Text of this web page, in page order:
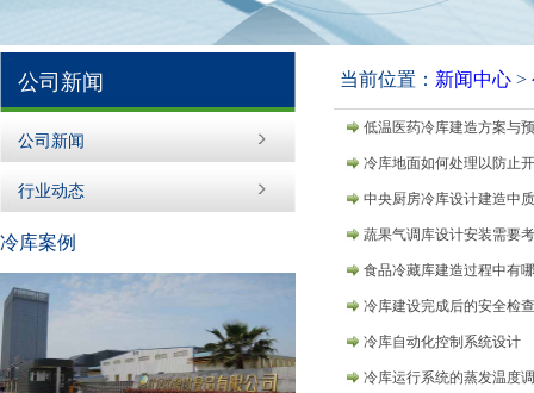
公司新闻
公司新闻
行业动态
冷库案例
当前位置： 新闻中心 >
低温医药冷库建造方案与
冷库地面如何处理以防止
中央厨房冷库设计建造中
蔬果气调库设计安装需要
食品冷藏库建造过程中有
冷库建设完成后的安全检
冷库自动化控制系统设计
冷库运行系统的蒸发温度